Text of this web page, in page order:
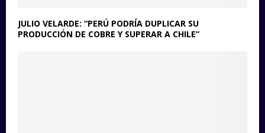
JULIO VELARDE: “PERÚ PODRÍA DUPLICAR SU
PRODUCCIÓN DE COBRE Y SUPERAR A CHILE”